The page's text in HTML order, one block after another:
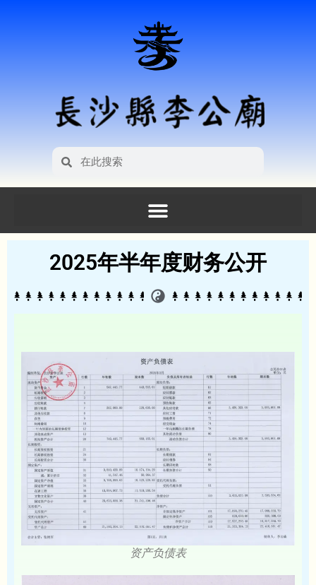
2025年半年度财务公开
资产负债表